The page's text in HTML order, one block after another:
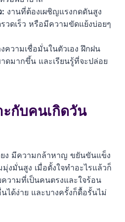
: งานที่ต้องเผชิญแรงกดดันสูง
วดเร็ว หรือมีความขัดแย้งบ่อยๆ
ความเชื่อมั่นในตัวเอง ฝึกฝน
ดมากขึ้น และเรียนรู้ที่จะปล่อย
ะกับคนเกิดวัน
ง มีความกล้าหาญ ขยันขันแข็ง
งมั่นสูง เมื่อตั้งใจทำอะไรแล้วก็
วามที่เป็นคนตรงและใจร้อน
ด้ง่าย และบางครั้งก็ดื้อรั้นไม่